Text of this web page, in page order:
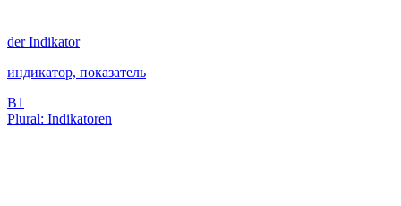
derIndikator
индикатор, показатель
B1
Plural: Indikatoren